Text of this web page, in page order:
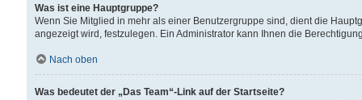
Was ist eine Hauptgruppe?
Wenn Sie Mitglied in mehr als einer Benutzergruppe sind, dient die
angezeigt wird, festzulegen. Ein Administrator kann Ihnen die
Nach oben
Was bedeutet der „Das Team“-Link auf der Startseite?